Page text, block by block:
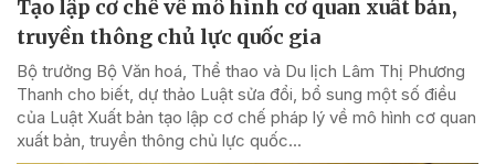
Tạo lập cơ chế về mô hình cơ quan xuất bản,
truyền thông chủ lực quốc gia
Bộ trưởng Bộ Văn hoá, Thể thao và Du lịch Lâm Thị Phương
Thanh cho biết, dự thảo Luật sửa đổi, bổ sung một số điều
của Luật Xuất bản tạo lập cơ chế pháp lý về mô hình cơ quan
xuất bản, truyền thông chủ lực quốc...